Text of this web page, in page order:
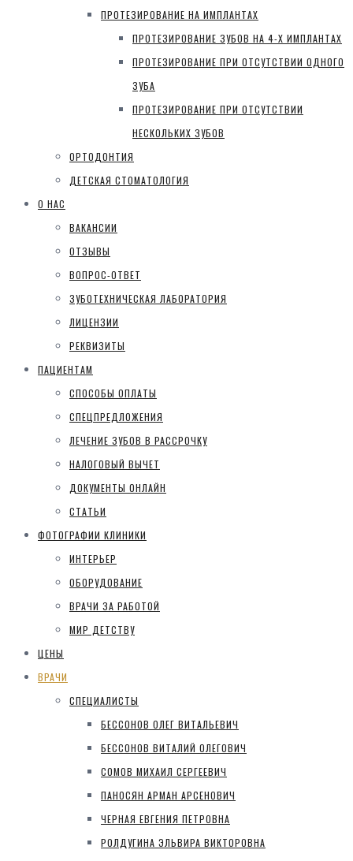
ПРОТЕЗИРОВАНИЕ НА ИМПЛАНТАХ
ПРОТЕЗИРОВАНИЕ ЗУБОВ НА 4-Х ИМПЛАНТАХ
ПРОТЕЗИРОВАНИЕ ПРИ ОТСУТСТВИИ ОДНОГО
ЗУБА
ПРОТЕЗИРОВАНИЕ ПРИ ОТСУТСТВИИ
НЕСКОЛЬКИХ ЗУБОВ
ОРТОДОНТИЯ
ДЕТСКАЯ СТОМАТОЛОГИЯ
О НАС
ВАКАНСИИ
ОТЗЫВЫ
ВОПРОС-ОТВЕТ
ЗУБОТЕХНИЧЕСКАЯ ЛАБОРАТОРИЯ
ЛИЦЕНЗИИ
РЕКВИЗИТЫ
ПАЦИЕНТАМ
СПОСОБЫ ОПЛАТЫ
СПЕЦПРЕДЛОЖЕНИЯ
ЛЕЧЕНИЕ ЗУБОВ В РАССРОЧКУ
НАЛОГОВЫЙ ВЫЧЕТ
ДОКУМЕНТЫ ОНЛАЙН
СТАТЬИ
ФОТОГРАФИИ КЛИНИКИ
ИНТЕРЬЕР
ОБОРУДОВАНИЕ
ВРАЧИ ЗА РАБОТОЙ
МИР ДЕТСТВУ
ЦЕНЫ
ВРАЧИ
СПЕЦИАЛИСТЫ
БЕССОНОВ ОЛЕГ ВИТАЛЬЕВИЧ
БЕССОНОВ ВИТАЛИЙ ОЛЕГОВИЧ
СОМОВ МИХАИЛ СЕРГЕЕВИЧ
ПАНОСЯН АРМАН АРСЕНОВИЧ
ЧЕРНАЯ ЕВГЕНИЯ ПЕТРОВНА
РОЛДУГИНА ЭЛЬВИРА ВИКТОРОВНА